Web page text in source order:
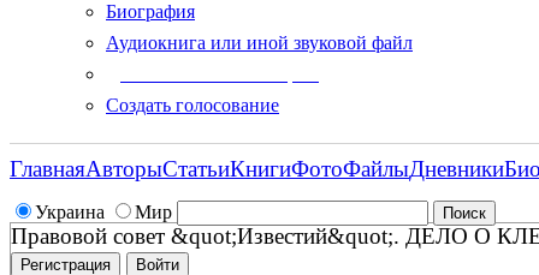
Биография
Аудиокнига или иной звуковой файл
Создать голосование
Украина Мир
ГлавнаяАвторыСтатьиКнигиФотоФайлыДневники
Правовой совет &quot;Известий&quot;. ДЕЛО О
Регистрация Войти